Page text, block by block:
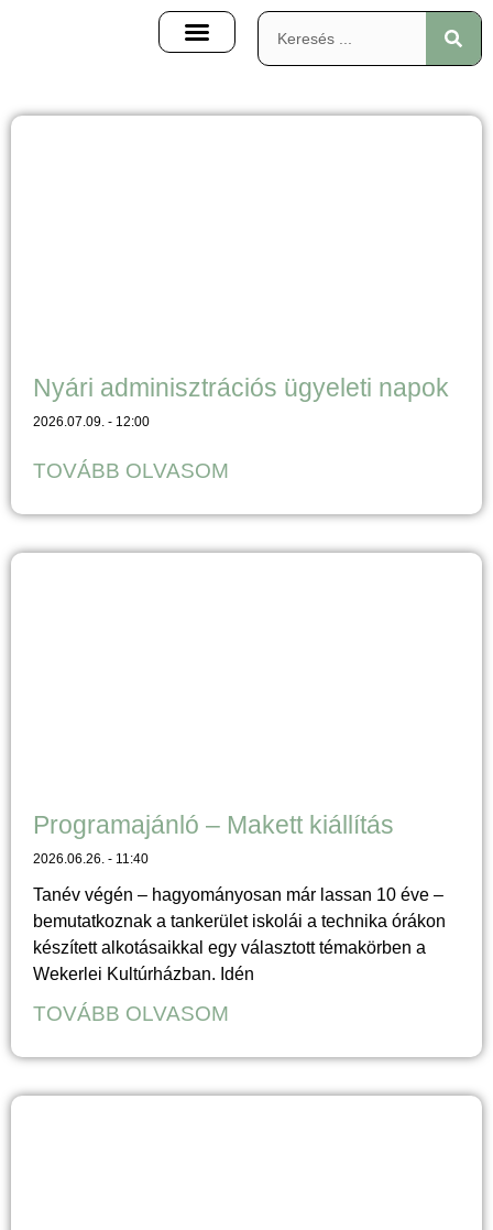
Nyári adminisztrációs ügyeleti napok
2026.07.09. 12:00
TOVÁBB OLVASOM
Programajánló – Makett kiállítás
2026.06.26. 11:40
Tanév végén – hagyományosan már lassan 10 éve –
bemutatkoznak a tankerület iskolái a technika órákon
készített alkotásaikkal egy választott témakörben a
Wekerlei Kultúrházban. Idén
TOVÁBB OLVASOM